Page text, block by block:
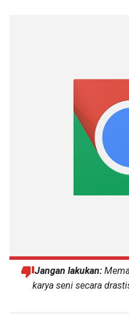
Jangan lakukan:
karya seni secara